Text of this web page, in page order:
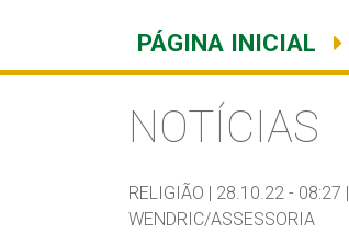
PÁGINA INICIAL
NOTÍCIAS
RELIGIÃO | 28.10.22 - 08:27 |
WENDRIC/ASSESSORIA